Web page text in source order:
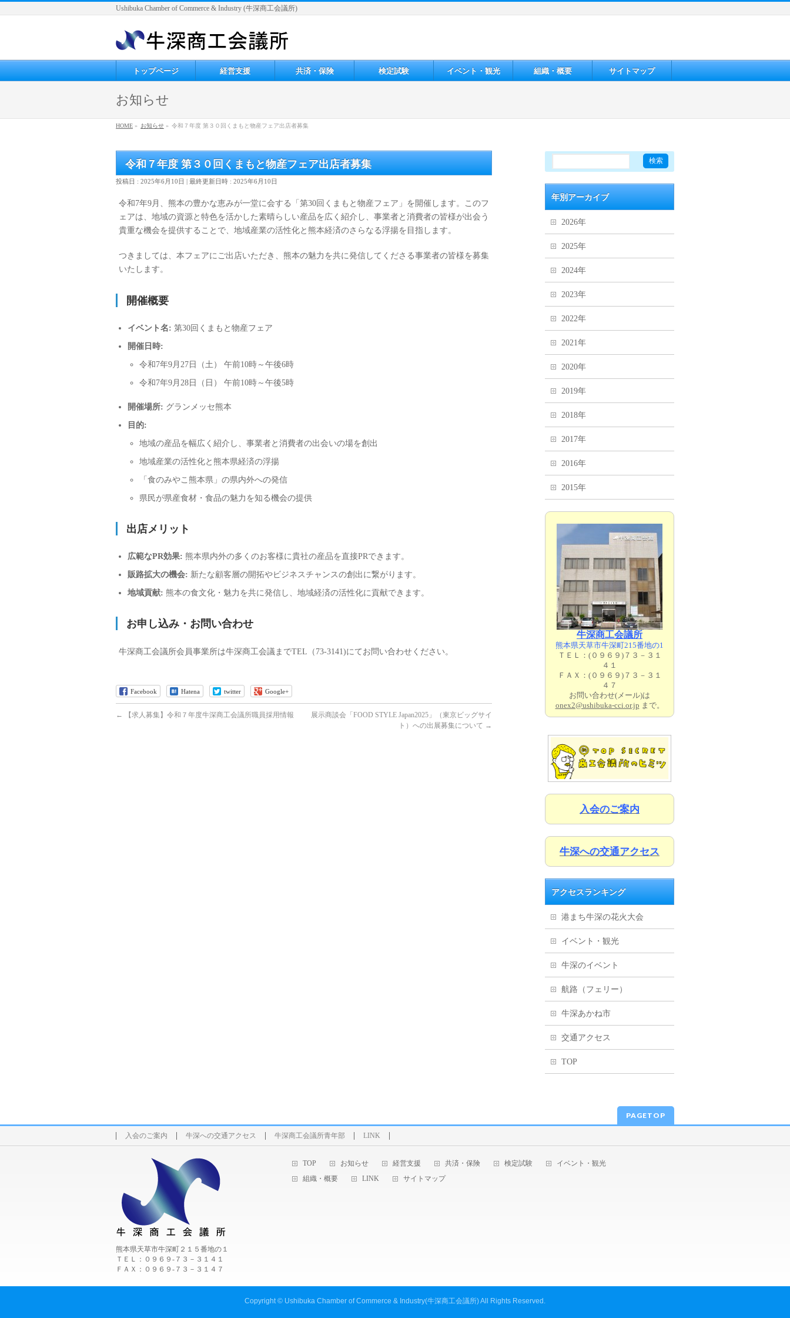
Ushibuka Chamber of Commerce & Industry (牛深商工会議所)
トップページ 経営支援 共済・保険 検定試験 イベント・観光 組織・概要 サイトマップ
お知らせ
HOME » お知らせ » 令和７年度 第３０回くまもと物産フェア出店者募集
令和７年度 第３０回くまもと物産フェア出店者募集
投稿日 : 2025年6月10日 最終更新日時 : 2025年6月10日
令和7年9月、熊本の豊かな恵みが一堂に会する「第30回くまもと物産フェア」を開催します。このフ
ェアは、地域の資源と特色を活かした素晴らしい産品を広く紹介し、事業者と消費者の皆様が出会う
貴重な機会を提供することで、地域産業の活性化と熊本経済のさらなる浮揚を目指します。
つきましては、本フェアにご出店いただき、熊本の魅力を共に発信してくださる事業者の皆様を募集
いたします。
開催概要
イベント名: 第30回くまもと物産フェア
開催日時:
令和7年9月27日（土） 午前10時～午後6時
令和7年9月28日（日） 午前10時～午後5時
開催場所: グランメッセ熊本
目的:
地域の産品を幅広く紹介し、事業者と消費者の出会いの場を創出
地域産業の活性化と熊本県経済の浮揚
「食のみやこ熊本県」の県内外への発信
県民が県産食材・食品の魅力を知る機会の提供
出店メリット
広範なPR効果: 熊本県内外の多くのお客様に貴社の産品を直接PRできます。
販路拡大の機会: 新たな顧客層の開拓やビジネスチャンスの創出に繋がります。
地域貢献: 熊本の食文化・魅力を共に発信し、地域経済の活性化に貢献できます。
お申し込み・お問い合わせ
牛深商工会議所会員事業所は牛深商工会議までTEL（73-3141)にてお問い合わせください。
Facebook Hatena twitter Google+
← 【求人募集】令和７年度牛深商工会議所職員採用情報
展示商談会「FOOD STYLE Japan2025」（東京ビッグサイ
ト）への出展募集について →
年別アーカイブ
2026年
2025年
2024年
2023年
2022年
2021年
2020年
2019年
2018年
2017年
2016年
2015年
牛深商工会議所
熊本県天草市牛深町215番地の1
ＴＥＬ：(０９６９)７３－３１
４１
ＦＡＸ：(０９６９)７３－３１
４７
お問い合わせ(メール)は
onex2@ushibuka-cci.or.jp まで。
入会のご案内
牛深への交通アクセス
アクセスランキング
港まち牛深の花火大会
イベント・観光
牛深のイベント
航路（フェリー）
牛深あかね市
交通アクセス
TOP
PAGETOP
入会のご案内 牛深への交通アクセス 牛深商工会議所青年部 LINK
熊本県天草市牛深町２１５番地の１
ＴＥＬ：０９６９-７３－３１４１
ＦＡＸ：０９６９-７３－３１４７
TOP お知らせ 経営支援 共済・保険 検定試験
イベント・観光
組織・概要
LINK サイトマップ
Copyright © Ushibuka Chamber of Commerce & Industry(牛深商工会議所)All Rights Reserved.